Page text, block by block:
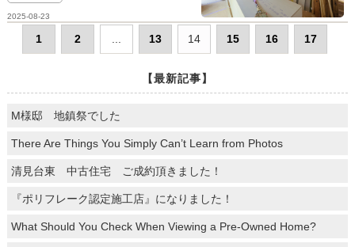
2025-08-23
1 2 13 14 15 16 17
【最新記事】
M様邸 地鎮祭でした
There Are Things You Simply Can’t Learn from Photos
清見台東 中古住宅 ご成約頂きました！
『ポリフレーク認定施工店』になりました！
What Should You Check When Viewing a Pre-Owned Home?